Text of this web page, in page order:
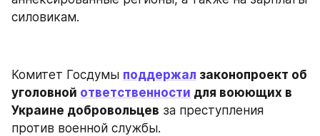
силовикам.
Комитет Госдумы поддержал законопроект об
уголовной ответственности для воюющих в
Украине добровольцев за преступления
против военной службы.